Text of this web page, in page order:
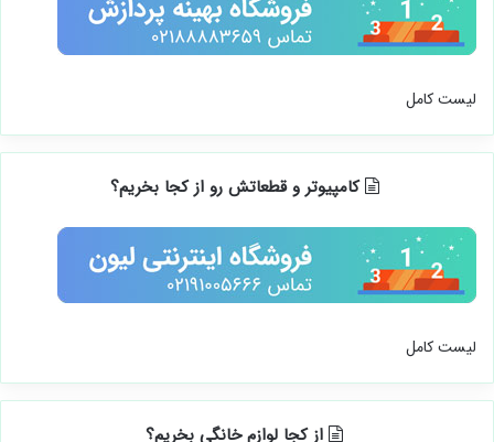
لیست کامل
کامپیوتر و قطعاتش رو از کجا بخریم؟
لیست کامل
از کجا لوازم خانگی بخریم؟